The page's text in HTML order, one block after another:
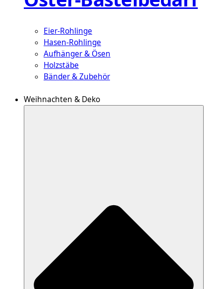
Eier-Rohlinge
Hasen-Rohlinge
Aufhänger & Ösen
Holzstäbe
Bänder & Zubehör
Weihnachten & Deko